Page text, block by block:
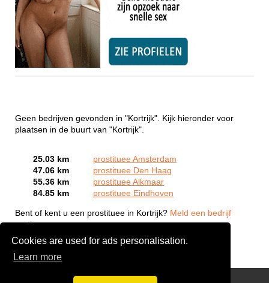
Cookies are used for ads personalisation.
Learn more
Geen bedrijven gevonden in "Kortrijk". Kijk hieronder voor
plaatsen in de buurt van "Kortrijk".
25.03 km
prostituee Amsterdam
47.06 km
prostituee Den Haag
55.36 km
prostituee Alkmaar
84.85 km
prostituee Eindhoven
Bent of kent u een prostituee in Kortrijk? Meld een bedrijf
gratis aan